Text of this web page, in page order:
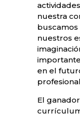
nuestra
nuestros
en el
El